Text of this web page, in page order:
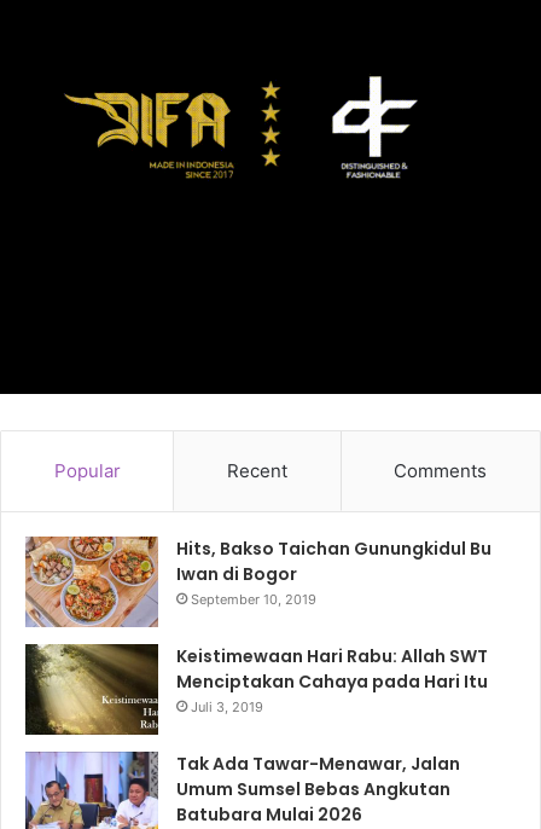
Popular Recent Comments
Hits, Bakso Taichan Gunungkidul Bu
Iwan di Bogor
September 10, 2019
Keistimewaan Hari Rabu: Allah SWT
Menciptakan Cahaya pada Hari Itu
Juli 3, 2019
Tak Ada Tawar-Menawar, Jalan
Umum Sumsel Bebas Angkutan
Batubara Mulai 2026